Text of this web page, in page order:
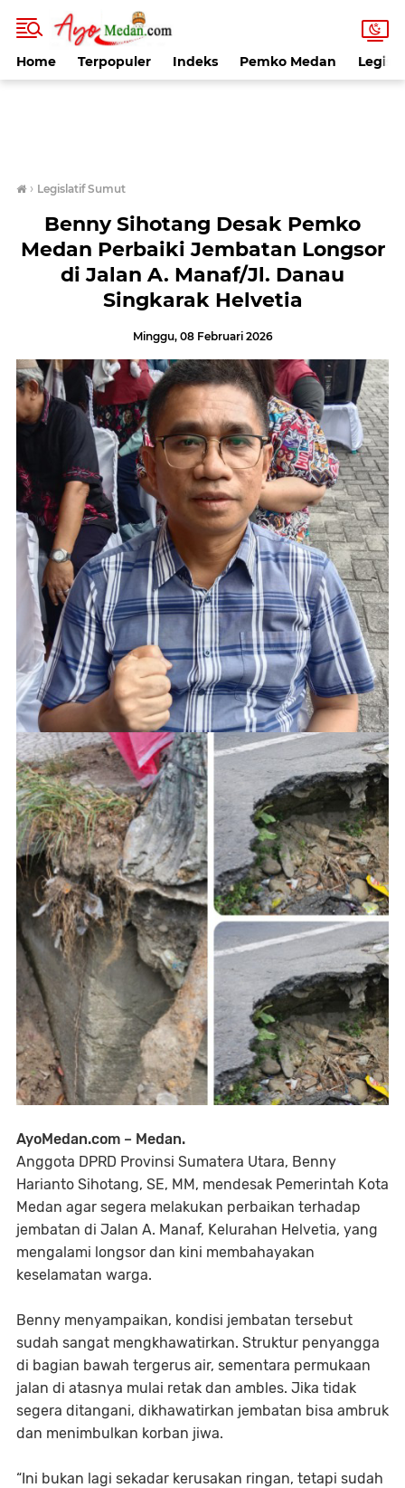
Home Terpopuler Indeks Pemko Medan
› Legislatif Sumut
Benny Sihotang Desak Pemko
Medan Perbaiki Jembatan Longsor
di Jalan A. Manaf/Jl. Danau
Singkarak Helvetia
Minggu, 08 Februari 2026
AyoMedan.com – Medan.
Anggota DPRD Provinsi Sumatera Utara, Benny
Harianto Sihotang, SE, MM, mendesak Pemerintah Kota
Medan agar segera melakukan perbaikan terhadap
jembatan di Jalan A. Manaf, Kelurahan Helvetia, yang
mengalami longsor dan kini membahayakan
keselamatan warga.
Benny menyampaikan, kondisi jembatan tersebut
sudah sangat mengkhawatirkan. Struktur penyangga
di bagian bawah tergerus air, sementara permukaan
jalan di atasnya mulai retak dan ambles. Jika tidak
segera ditangani, dikhawatirkan jembatan bisa ambruk
dan menimbulkan korban jiwa.
“Ini bukan lagi sekadar kerusakan ringan, tetapi sudah